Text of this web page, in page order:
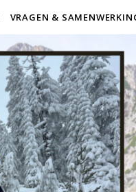
VRAGEN &